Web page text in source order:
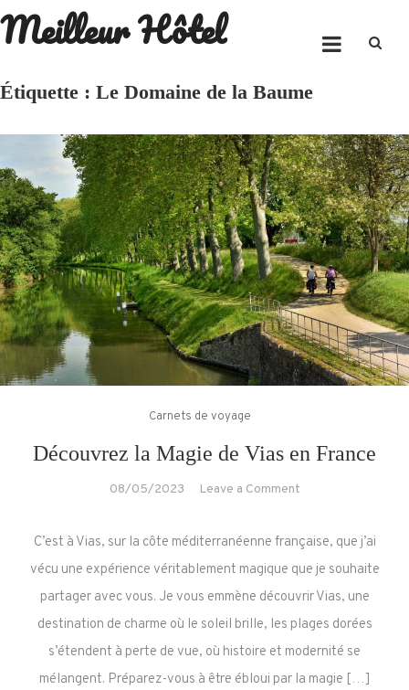
Skip
to
Meilleur Hôtel
Étiquette : Le Domaine de la Baume
Carnets de voyage
Découvrez la Magie de Vias en France
08/05/2023 Leave a Commenton
Vias
en
France
C’est à Vias, sur la côte méditerranéenne française, que j’ai
vécu une expérience véritablement magique que je souhaite
partager avec vous. Je vous emmène découvrir Vias, une
destination de charme où le soleil brille, les plages dorées
s’étendent à perte de vue, où histoire et modernité se
mélangent. Préparez-vous à être ébloui par la magie […]